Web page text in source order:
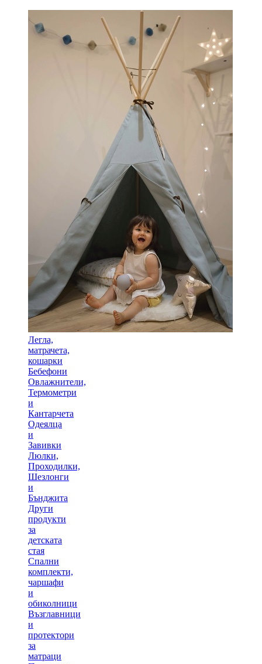
Легла,
матрачета,
кошарки
Бебефони
Овлажнители,
Термометри
и
Кантарчета
Одеялца
и
Завивки
Люлки,
Проходилки,
Шезлонги
и
Бънджита
Други
продукти
за
детската
стая
Спални
комплекти,
чаршафи
и
обиколници
Възглавници
и
протектори
за
матраци